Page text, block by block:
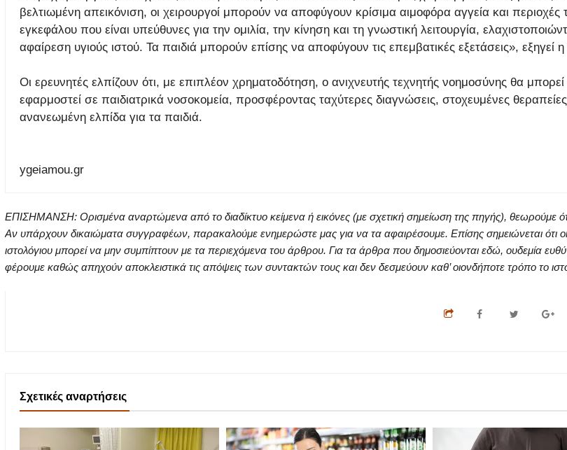
βελτιωμένη απεικόνιση, οι χειρουργοί μπορούν να αποφύγουν κρίσιμα αιμοφόρα αγγεία και περιοχές
εγκεφάλου που είναι υπεύθυνες για την ομιλία, την κίνηση και τη γνωστική λειτουργία,
αφαίρεση υγιούς ιστού. Τα παιδιά μπορούν επίσης να αποφύγουν τις επεμβατικές εξετάσεις», εξηγεί η
Οι ερευνητές ελπίζουν ότι, με επιπλέον χρηματοδότηση, ο ανιχνευτής τεχνητής νοημοσύνης θα
εφαρμοστεί σε παιδιατρικά νοσοκομεία, προσφέροντας ταχύτερες διαγνώσεις, στοχευμένες θεραπείες
ανανεωμένη ελπίδα για τα παιδιά.
ygeiamou.gr
ΕΠΙΣΗΜΑΝΣΗ: Ορισμένα αναρτώμενα από το διαδίκτυο κείμενα ή εικόνες (με σχετική σημείωση της πηγής), θεωρούμε
Αν υπάρχουν δικαιώματα συγγραφέων, παρακαλούμε ενημερώστε μας για να τα αφαιρέσουμε. Επίσης σημειώνεται ότι
ιστολόγιου μπορεί να μην συμπίπτουν με τα περιεχόμενα του άρθρου. Για τα άρθρα που δημοσιεύονται εδώ, ουδεμία
φέρουμε καθώς απηχούν αποκλειστικά τις απόψεις των συντακτών τους και δεν δεσμεύουν καθ’ οιονδήποτε τρόπο το
Σχετικές αναρτήσεις